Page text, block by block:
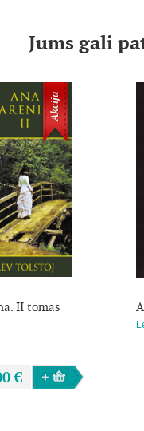
Jums gali
Akcija
II tomas
€